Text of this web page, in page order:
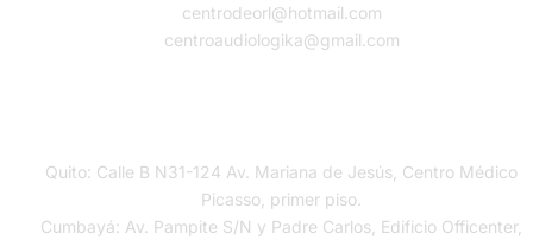
centrodeorl@hotmail.com
centroaudiologika@gmail.com
Quito: Calle B N31-124 Av. Mariana de Jesús, Centro Médico
Picasso, primer piso.
Cumbayá: Av. Pampite S/N y Padre Carlos, Edificio Officenter,